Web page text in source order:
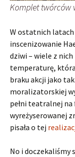
Komplet twórców
W ostatnich latach
inscenizowanie
dziwi – wiele z
temperaturę,
braku akcji jako
moralizatorskiej
pełni teatralnej
wyreżyserowanej
pisała o tej
No i doczekaliśmy